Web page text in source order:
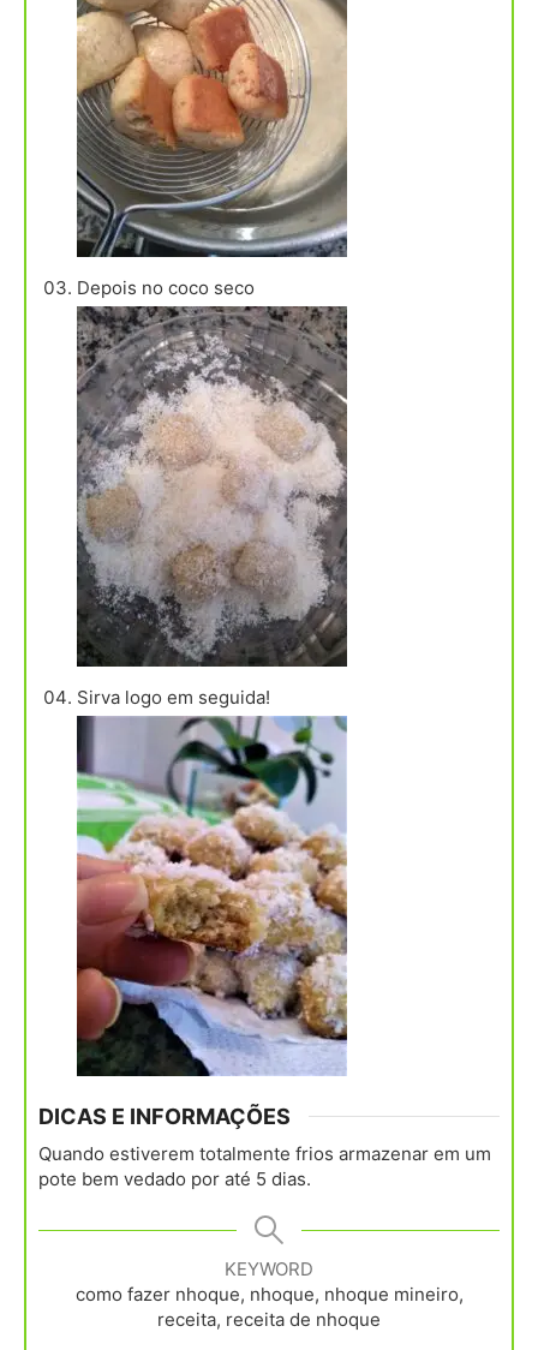
Depois no coco seco
Sirva logo em seguida!
DICAS E INFORMAÇÕES
Quando estiverem totalmente frios armazenar em um
pote bem vedado por até 5 dias.
KEYWORD
como fazer nhoque, nhoque, nhoque mineiro,
receita, receita de nhoque